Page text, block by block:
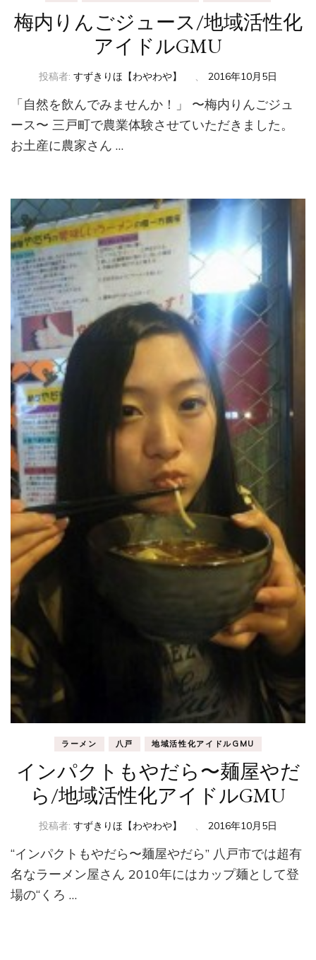
梅内りんごジュース/地域活性化
アイドルGMU
投稿者: すずきりほ【わやわや】 、 2016年10月5日
「自然を飲んでみませんか！」 〜梅内りんごジュ
ース〜 三戸町で農業体験させていただきました。
お土産に農家さん …
ラーメン 八戸 地域活性化アイドルGMU
インパクトもやだら〜麺屋やだ
ら/地域活性化アイドルGMU
投稿者: すずきりほ【わやわや】 、 2016年10月5日
“インパクトもやだら〜麺屋やだら” 八戸市では超有
名なラーメン屋さん 2010年にはカップ麺として登
場の“くろ …